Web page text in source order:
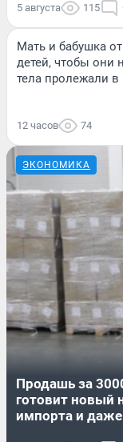
5 августа 115
Мать и бабушка
детей, чтобы они
тела пролежали в
12 часов 74
ЭКОНОМИКА
Продашь за
готовит новый
импорта и